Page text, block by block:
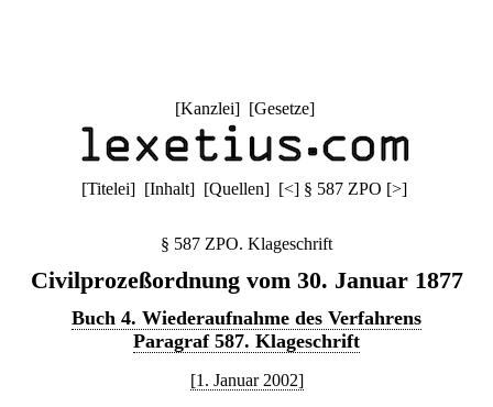
[Kanzlei] [Gesetze]
[Titelei] [Inhalt] [Quellen] [<] § 587 ZPO [>]
§ 587 ZPO. Klageschrift
Civilprozeßordnung vom 30. Januar 1877
Buch 4. Wiederaufnahme des Verfahrens
Paragraf 587. Klageschrift
[1. Januar 2002]